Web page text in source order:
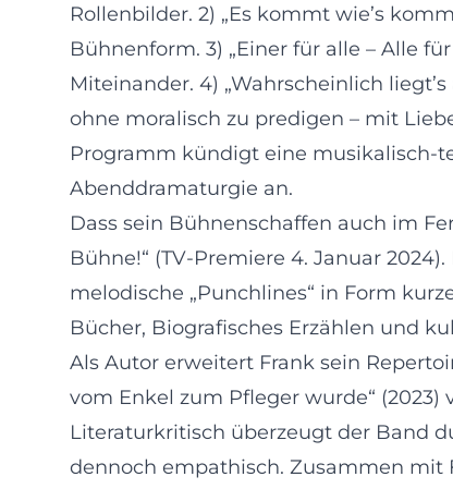
Rollenbilder. 2) „Es kommt wie’s
Bühnenform. 3) „Einer für alle – Alle
Miteinander. 4) „Wahrscheinlich
ohne moralisch zu predigen – mit
Programm kündigt eine musikalisch-
Abenddramaturgie an.
Dass sein Bühnenschaffen auch im
Bühne!“ (TV-Premiere 4. Januar
melodische „Punchlines“ in Form
Bücher, Biografisches Erzählen und
Als Autor erweitert Frank sein
vom Enkel zum Pfleger wurde“
Literaturkritisch überzeugt der Band
dennoch empathisch. Zusammen mit